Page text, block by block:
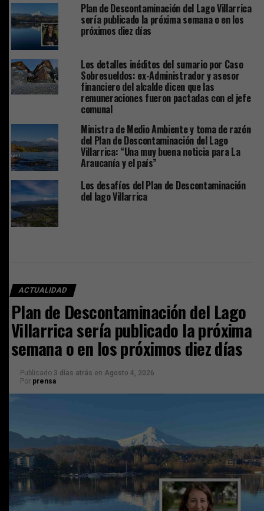
Plan de Descontaminación del Lago Villarrica
sería publicado la próxima semana o en los
próximos diez días
Los detalles inéditos del sumario por Caso
Sobresueldos: ex-Administrador y asesor
financiero del alcalde dicen que las
remuneraciones fueron pactadas con el jefe
comunal
Ministra de Medio Ambiente y toma de razón
del Plan de Descontaminación del Lago
Villarrica: “Una muy buena noticia para La
Araucanía y el país”
Los desafíos del Plan de Descontaminación
del lago Villarrica
ACTUALIDAD
Plan de Descontaminación del Lago
Villarrica sería publicado la próxima
semana o en los próximos diez días
Publicado 3 días atrás en Agosto 4, 2026
Por prensa